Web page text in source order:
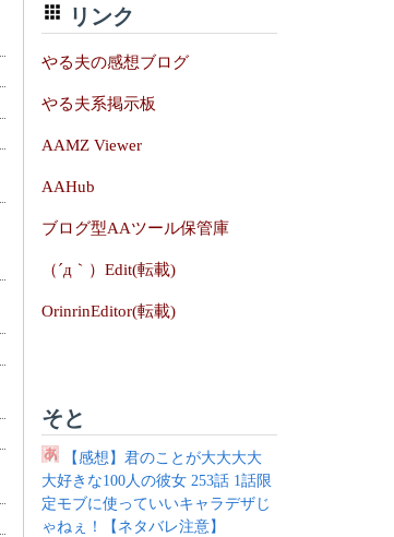
リンク
やる夫の感想ブログ
やる夫系掲示板
AAMZ Viewer
AAHub
ブログ型AAツール保管庫
（´д｀）Edit(転載)
OrinrinEditor(転載)
そと
【感想】君のことが大大大大
大好きな100人の彼女 253話 1話限
定モブに使っていいキャラデザじ
ゃねぇ！【ネタバレ注意】